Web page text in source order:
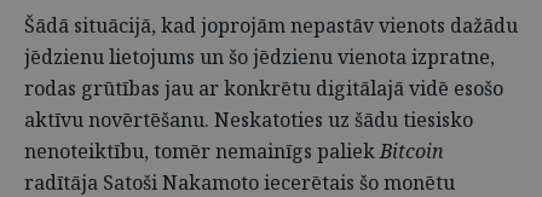
Šādā situācijā, kad joprojām nepastāv vienots dažādu
jēdzienu lietojums un šo jēdzienu vienota izpratne,
rodas grūtības jau ar konkrētu digitālajā vidē esošo
aktīvu novērtēšanu. Neskatoties uz šādu tiesisko
nenoteiktību, tomēr nemainīgs paliekBitcoin
radītāja Satoši Nakamoto iecerētais šo monētu